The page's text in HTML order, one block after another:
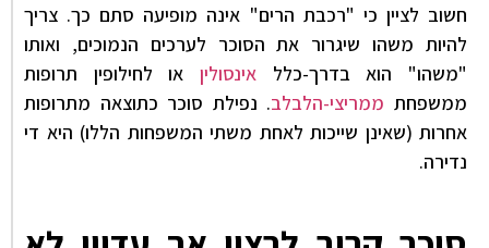
חשוב לציין כי "רכבת הרים" אינה מופיעה סתם כך. צריך
להיות משהו שיגרור את הסוכר לערכים הנמוכים, ואותו
"משהו" הוא בדרך-כלל אינסולין או לחילופין תרופות
ממשפחת ממריצי-הלבלב. נפילת סוכר כתוצאה מתרופות
אחרות (שאינן שייכות לאחת משתי המשפחות הללו) היא די
נדירה.